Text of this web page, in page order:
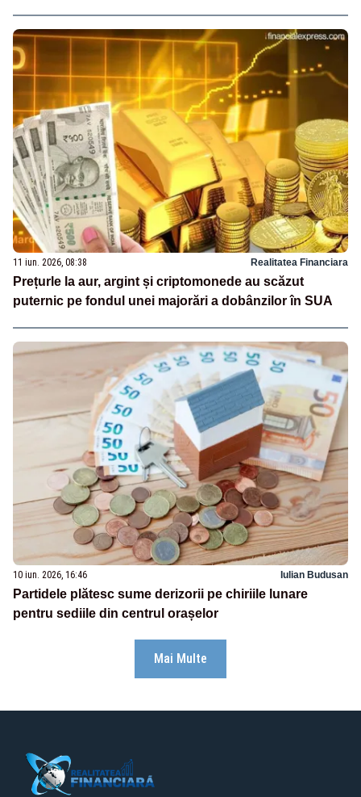
11 iun. 2026, 08:38 Realitatea Financiara
Prețurle la aur, argint și criptomonede au scăzut
puternic pe fondul unei majorări a dobânzilor în SUA
10 iun. 2026, 16:46 Iulian Budusan
Partidele plătesc sume derizorii pe chiriile lunare
pentru sediile din centrul orașelor
Mai Multe